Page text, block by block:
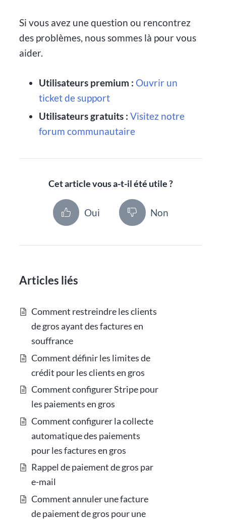
Si vous avez une question ou rencontrez
des problèmes, nous sommes là pour vous
aider.
Utilisateurs premium : Ouvrir un
ticket de support
Utilisateurs gratuits : Visitez notre
forum communautaire
Cet article vous a-t-il été utile ?
Oui Non
Articles liés
Comment restreindre les clients
de gros ayant des factures en
souffrance
Comment définir les limites de
crédit pour les clients en gros
Comment configurer Stripe pour
les paiements en gros
Comment configurer la collecte
automatique des paiements
pour les factures en gros
Rappel de paiement de gros par
e-mail
Comment annuler une facture
de paiement de gros pour une